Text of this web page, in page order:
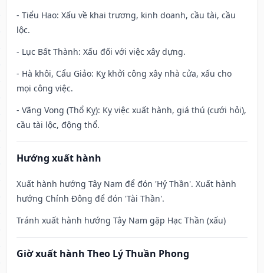
- Tiểu Hao: Xấu về khai trương, kinh doanh, cầu tài, cầu
lộc.
- Lục Bất Thành: Xấu đối với việc xây dựng.
- Hà khôi, Cẩu Giảo: Kỵ khởi công xây nhà cửa, xấu cho
mọi công việc.
- Vãng Vong (Thổ Kỵ): Kỵ việc xuất hành, giá thú (cưới hỏi),
cầu tài lộc, động thổ.
Hướng xuất hành
Xuất hành hướng Tây Nam để đón 'Hỷ Thần'. Xuất hành
hướng Chính Đông để đón 'Tài Thần'.
Tránh xuất hành hướng Tây Nam gặp Hạc Thần (xấu)
Giờ xuất hành Theo Lý Thuần Phong